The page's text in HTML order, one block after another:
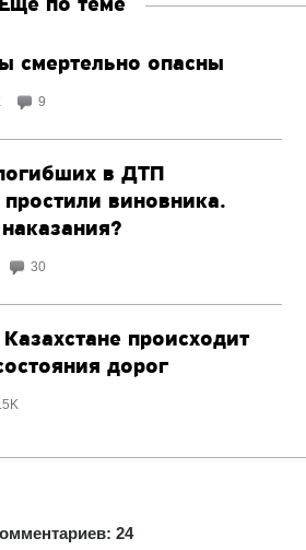
Ещё по теме
смертельно опасны
9
в ДТП
простили виновника.
30
происходит
дорог
24